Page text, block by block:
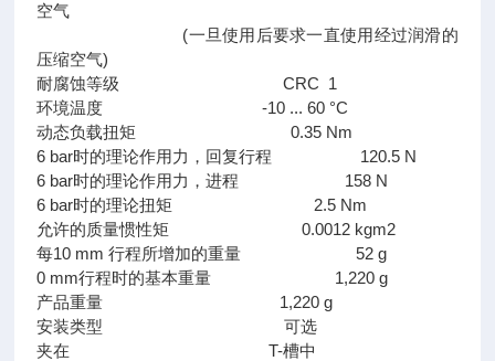
空气
(一旦使用后要求一直使用经过润滑的
压缩空气)
耐腐蚀等级 CRC 1
环境温度 -10 ... 60 °C
动态负载扭矩 0.35 Nm
6 bar时的理论作用力，回复行程 120.5 N
6 bar时的理论作用力，进程 158 N
6 bar时的理论扭矩 2.5 Nm
允许的质量惯性矩 0.0012 kgm2
每10 mm 行程所增加的重量 52 g
0 mm行程时的基本重量 1,220 g
产品重量 1,220 g
安装类型 可选
夹在 T-槽中